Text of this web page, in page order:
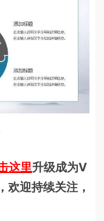
这里升级成为V
，欢迎持续关注，